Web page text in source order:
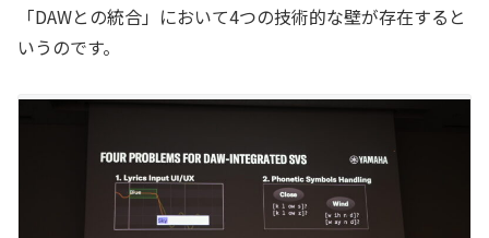
「DAWとの統合」において4つの技術的な壁が存在すると
いうのです。